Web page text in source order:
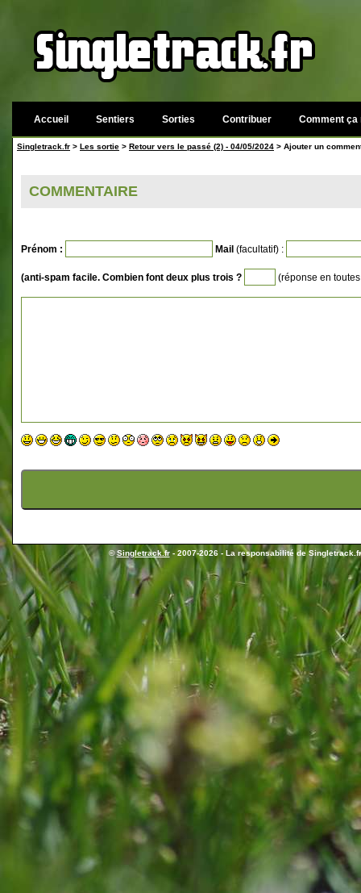
Accueil Sentiers Sorties Contribuer Comment ça
Singletrack.fr > Les sortie > Retour vers le passé (2) - 04/05/2024 > Ajouter un
COMMENTAIRE
Prénom : Mail (facultatif) :
(anti-spam facile. Combien font deux plus trois ? (réponse en
©Singletrack.fr- 2007-2026 - La responsabilité de